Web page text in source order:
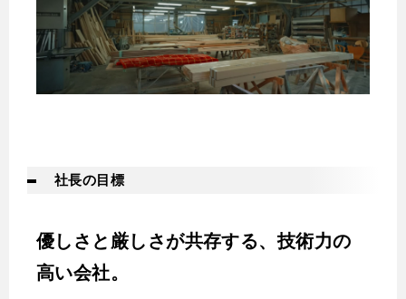
社長の目標
優しさと厳しさが共存する、技術力の
高い会社。